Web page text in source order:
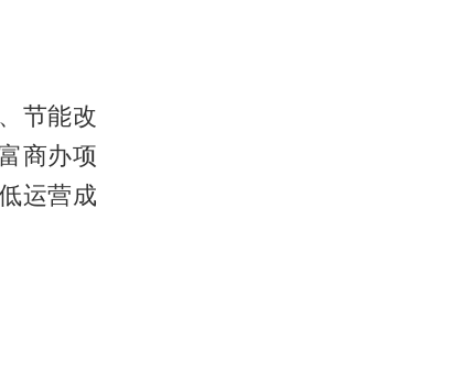
节能改
商办项
运营成